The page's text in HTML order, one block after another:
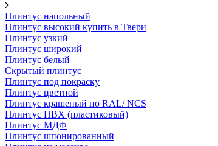
Плинтус напольный
Плинтус высокий купить в Твери
Плинтус узкий
Плинтус широкий
Плинтус белый
Скрытый плинтус
Плинтус под покраску
Плинтус цветной
Плинтус крашеный по RAL/ NCS
Плинтус ПВХ (пластиковый)
Плинтус МДФ
Плинтус шпонированный